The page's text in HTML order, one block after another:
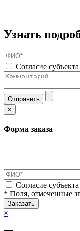
Узнать
Согласие субъекта
Отправить
×
Форма заказа
Согласие субъекта
* Поля, отмеченные
Заказать
×